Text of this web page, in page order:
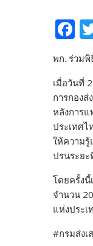
F
e
b
o
o
k
พก. ร่วมพิ
เมื่อวันที่
การกอง
หลังการแ
ประเทศ
ให้ความ
ปรนระย
โดยครั้ง
จำนวน
แห่งประ
#กรมส่ง